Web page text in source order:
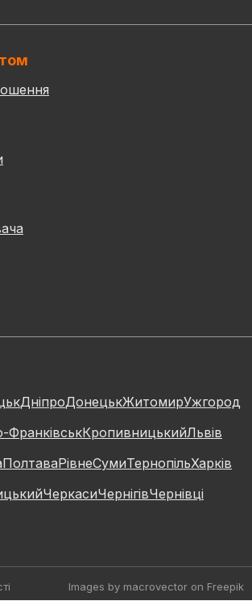
ДніпроДонецькЖитомирУжгород
ФранківськКропивницькийЛьвів
ПолтаваРівнеСумиТернопільХарків
ЧеркасиЧернігівЧернівці
Images by macrovector on Freepik